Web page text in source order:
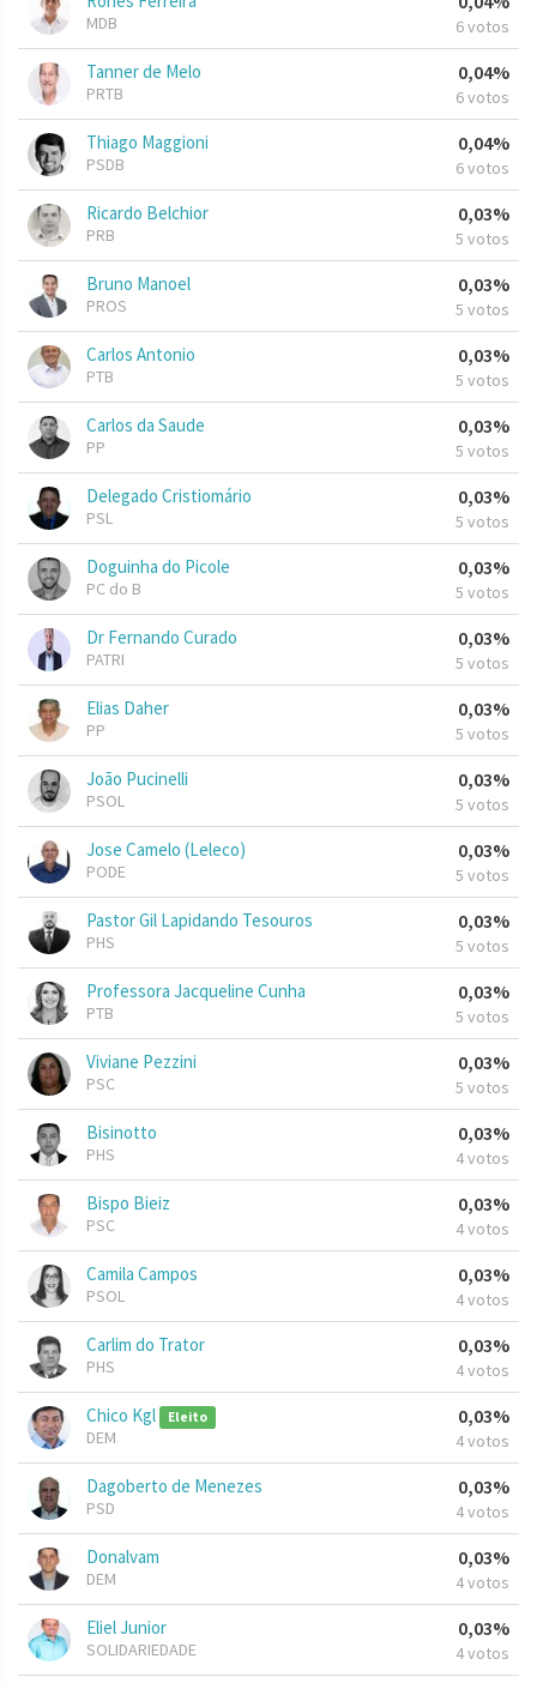
MDB 6 votos
Tanner de Melo
PRTB
0,04%
6 votos
Thiago Maggioni
PSDB
0,04%
6 votos
Ricardo Belchior
PRB
0,03%
5 votos
Bruno Manoel
PROS
0,03%
5 votos
Carlos Antonio
PTB
0,03%
5 votos
Carlos da Saude
PP
0,03%
5 votos
Delegado Cristiomário
PSL
0,03%
5 votos
Doguinha do Picole
PC do B
0,03%
5 votos
Dr Fernando Curado
PATRI
0,03%
5 votos
Elias Daher
PP
0,03%
5 votos
João Pucinelli
PSOL
0,03%
5 votos
Jose Camelo (Leleco)
PODE
0,03%
5 votos
Pastor Gil Lapidando Tesouros
PHS
0,03%
5 votos
Professora Jacqueline Cunha
PTB
0,03%
5 votos
Viviane Pezzini
PSC
0,03%
5 votos
Bisinotto
PHS
0,03%
4 votos
Bispo Bieiz
PSC
0,03%
4 votos
Camila Campos
PSOL
0,03%
4 votos
Carlim do Trator
PHS
0,03%
4 votos
Chico Kgl Eleito
DEM
0,03%
4 votos
Dagoberto de Menezes
PSD
0,03%
4 votos
Donalvam
DEM
0,03%
4 votos
Eliel Junior
SOLIDARIEDADE
0,03%
4 votos